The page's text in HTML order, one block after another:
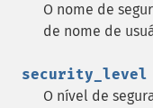
O nome de
de nome de
security_level
O nível de